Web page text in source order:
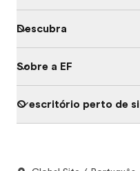
Descubra
Sobre a EF
O escritório perto de si